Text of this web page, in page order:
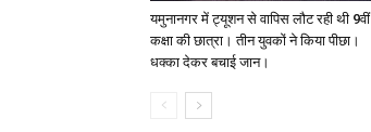
यमुनानगर में ट्यूशन से वापिस लौट रही थी 9वीं
कक्षा की छात्रा। तीन युवकों ने किया पीछा।
धक्का देकर बचाई जान।